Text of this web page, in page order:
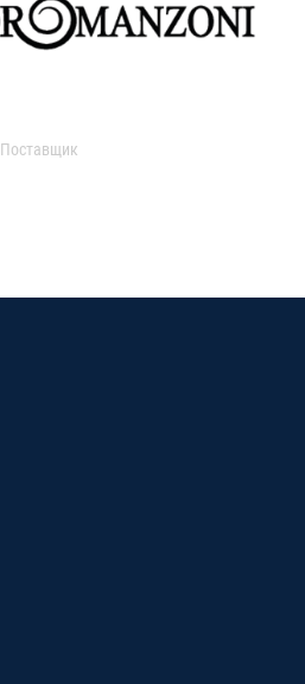
Поставщик